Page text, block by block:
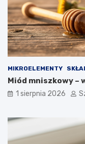
MIKROELEMENTY
Miód mniszkowy –
1 sierpnia 2026